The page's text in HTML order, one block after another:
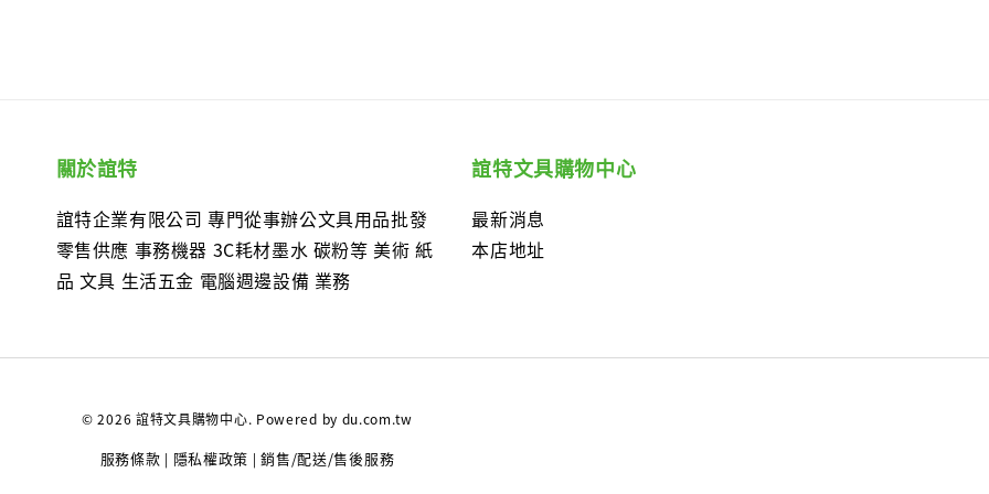
關於誼特
誼特企業有限公司 專門從事辦公文具用品批發
零售供應 事務機器 3C耗材墨水 碳粉等 美術 紙
品 文具 生活五金 電腦週邊設備 業務
誼特文具購物中心
最新消息
本店地址
© 2026 誼特文具購物中心. Powered by du.com.tw
服務條款 | 隱私權政策 |銷售/配送/售後服務